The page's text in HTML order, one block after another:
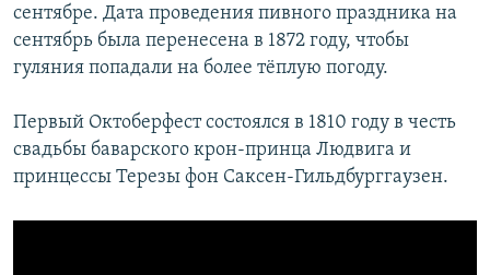
сентябре. Дата проведения пивного праздника на
сентябрь была перенесена в 1872 году, чтобы
гуляния попадали на более тёплую погоду.
Первый Октоберфест состоялся в 1810 году в честь
свадьбы баварского крон-принца Людвига и
принцессы Терезы фон Саксен-Гильдбурггаузен.